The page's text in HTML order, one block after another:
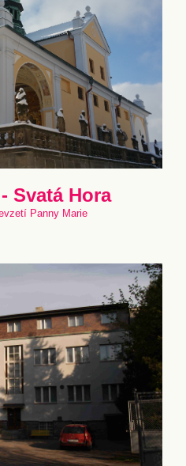
Svatá Hora
Panny Marie